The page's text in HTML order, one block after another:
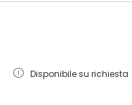
Disponibile su richiesta